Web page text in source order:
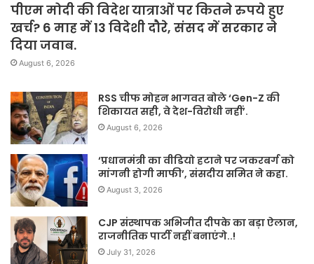
पीएम मोदी की विदेश यात्राओं पर कितने रुपये हुए
खर्च? 6 माह में 13 विदेशी दौरे, संसद में सरकार ने
दिया जवाब.
August 6, 2026
RSS चीफ मोहन भागवत बोले ‘Gen-Z की
शिकायत सही, वे देश-विरोधी नहीं’.
August 6, 2026
‘प्रधानमंत्री का वीडियो हटाने पर जकरबर्ग को
मांगनी होगी माफी’, संसदीय समित ने कहा.
August 3, 2026
CJP संस्थापक अभिजीत दीपके का बड़ा ऐलान,
राजनीतिक पार्टी नहीं बनाएंगे..!
July 31, 2026